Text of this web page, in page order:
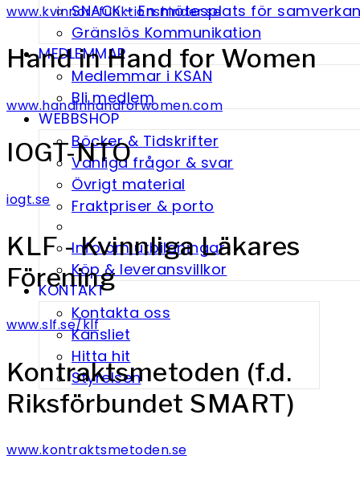
SNACK - En möte­splats för
Gränslös Kommunikation
MEDLEMMAR
Medlemmar i KSAN
Bli medlem
WEBBSHOP
Böcker & Tidskrifter
Vanliga frågor & svar
Övrigt material
Fraktpriser & porto
Info om utbildningar
Köp & leveransvillkor
KONTAKT
Kontakta oss
Kansliet
Hitta hit
Styrelsen
www.kvinnor-funktionshinder.se
Hand in Hand for Women
www.handinhandforwomen.com
IOGT-NTO
iogt.se
KLF - Kvinnliga Läkares
Förening
www.slf.se/klf
Kontraktsmetoden (f.d.
Riksförbundet SMART)
www.kontraktsmetoden.se